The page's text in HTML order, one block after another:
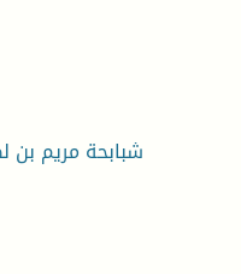
شبابحة مريم